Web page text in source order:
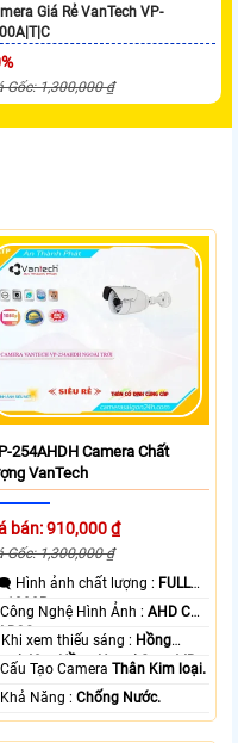
Giá Rẻ VanTech VP-
Gốc: 1,300,000 ₫
P-254AHDH Camera Chất
VanTech
bán: 910,000 ₫
Gốc: 1,300,000 ₫
👁️‍🗨 Hình ảnh chất lượng : FULL
1080P .
👍 Công Nghệ Hình Ảnh :AHD CVI
BCS.
🌔 Khi xem thiếu sáng : Hồng
40m Hồng Ngoại Smart IR.
🐜 Cấu Tạo CameraThân Kim loại.
️💎 Khả Năng :Chống Nước.